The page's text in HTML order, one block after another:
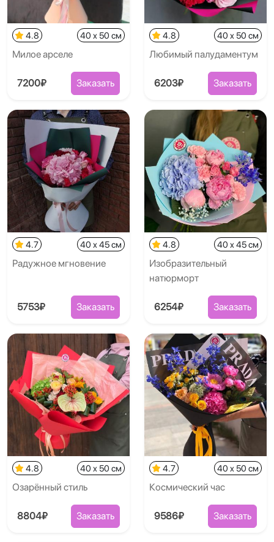
4.8 40 x 50 см
Милое арселе
7200₽ Заказать
4.8 40 x 50 см
Любимый палудаментум
6203₽ Заказать
4.7 40 x 45 см
Радужное мгновение
5753₽ Заказать
4.8 40 x 45 см
Изобразительный
натюрморт
6254₽ Заказать
4.8 40 x 50 см
Озарённый стиль
8804₽ Заказать
4.7 40 x 50 см
Космический час
9586₽ Заказать